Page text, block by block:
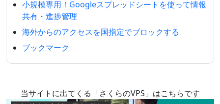
小規模専用！Googleスプレッドシートを使って情報
共有・進捗管理
海外からのアクセスを国指定でブロックする
ブックマーク
当サイトに出てくる「さくらのVPS」はこちらです